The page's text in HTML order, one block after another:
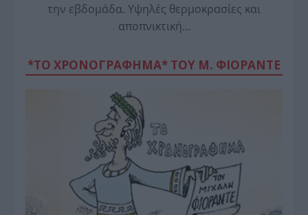
την εβδομάδα. Υψηλές θερμοκρασίες και
αποπνικτική…
*ΤΟ ΧΡΟΝΟΓΡΑΦΗΜΑ* ΤΟΥ Μ. ΦΙΟΡΆΝΤΕ